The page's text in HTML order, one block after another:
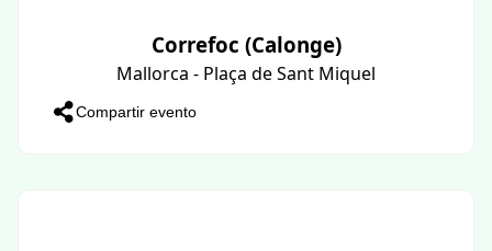
Correfoc (Calonge)
Mallorca - Plaça de Sant Miquel
Compartir evento